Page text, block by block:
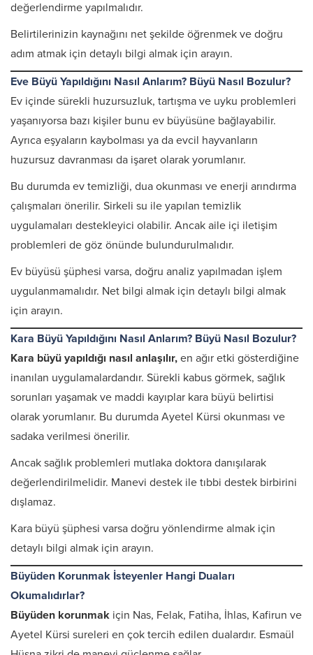
değerlendirme yapılmalıdır.
Belirtilerinizin kaynağını net şekilde öğrenmek ve doğru
adım atmak için detaylı bilgi almak için arayın.
Eve Büyü Yapıldığını Nasıl Anlarım? Büyü Nasıl Bozulur?
Ev içinde sürekli huzursuzluk, tartışma ve uyku problemleri
yaşanıyorsa bazı kişiler bunu ev büyüsüne bağlayabilir.
Ayrıca eşyaların kaybolması ya da evcil hayvanların
huzursuz davranması da işaret olarak yorumlanır.
Bu durumda ev temizliği, dua okunması ve enerji arındırma
çalışmaları önerilir. Sirkeli su ile yapılan temizlik
uygulamaları destekleyici olabilir. Ancak aile içi iletişim
problemleri de göz önünde bulundurulmalıdır.
Ev büyüsü şüphesi varsa, doğru analiz yapılmadan işlem
uygulanmamalıdır. Net bilgi almak için detaylı bilgi almak
için arayın.
Kara Büyü Yapıldığını Nasıl Anlarım? Büyü Nasıl Bozulur?
Kara büyü yapıldığı nasıl anlaşılır, en ağır etki gösterdiğine
inanılan uygulamalardandır. Sürekli kabus görmek, sağlık
sorunları yaşamak ve maddi kayıplar kara büyü belirtisi
olarak yorumlanır. Bu durumda Ayetel Kürsi okunması ve
sadaka verilmesi önerilir.
Ancak sağlık problemleri mutlaka doktora danışılarak
değerlendirilmelidir. Manevi destek ile tıbbi destek birbirini
dışlamaz.
Kara büyü şüphesi varsa doğru yönlendirme almak için
detaylı bilgi almak için arayın.
Büyüden Korunmak İsteyenler Hangi Duaları
Okumalıdırlar?
Büyüden korunmak için Nas, Felak, Fatiha, İhlas, Kafirun ve
Ayetel Kürsi sureleri en çok tercih edilen dualardır. Esmaül